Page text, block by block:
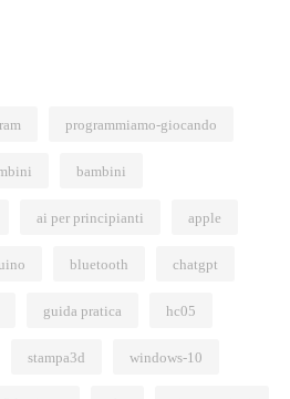
programmiamo-giocando
bambini
ai per principianti apple
bluetooth chatgpt
guida pratica hc05
stampa3d windows-10